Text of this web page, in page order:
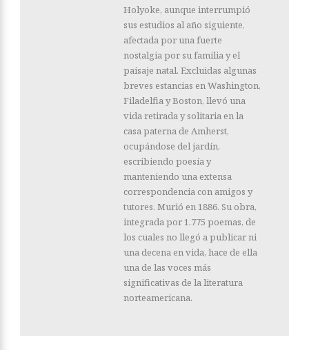
Holyoke, aunque interrumpió
sus estudios al año siguiente,
afectada por una fuerte
nostalgia por su familia y el
paisaje natal. Excluidas algunas
breves estancias en Washington,
Filadelfia y Boston, llevó una
vida retirada y solitaria en la
casa paterna de Amherst,
ocupándose del jardín,
escribiendo poesía y
manteniendo una extensa
correspondencia con amigos y
tutores. Murió en 1886. Su obra,
integrada por 1.775 poemas, de
los cuales no llegó a publicar ni
una decena en vida, hace de ella
una de las voces más
significativas de la literatura
norteamericana.